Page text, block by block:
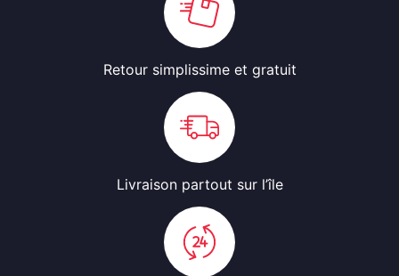
Retour simplissime et gratuit
Livraison partout sur l’île